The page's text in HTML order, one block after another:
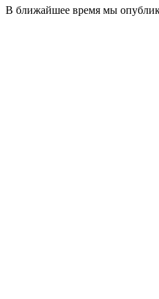
В ближайшее время мы